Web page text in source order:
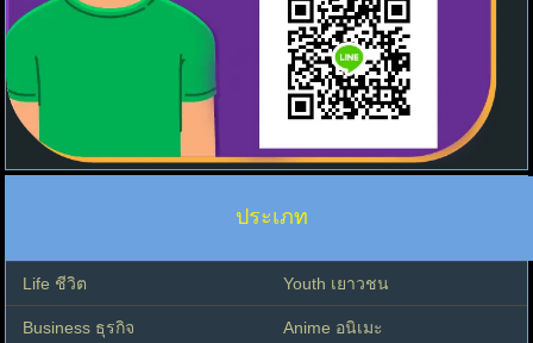
ประเภท
Life ชีวิต Youth เยาวชน
Business ธุรกิจ Anime อนิเมะ